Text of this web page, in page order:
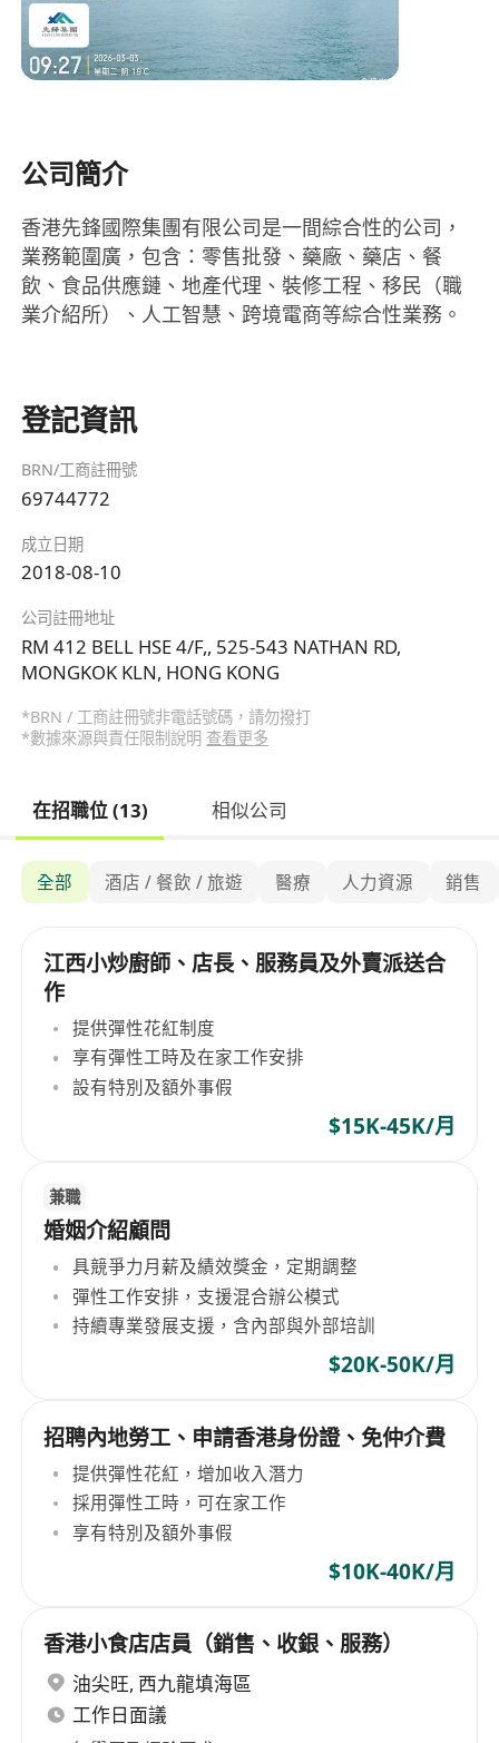
公司簡介
香港先鋒國際集團有限公司是一間綜合性的公司，
業務範圍廣，包含：零售批發、藥廠、藥店、餐
飲、食品供應鏈、地產代理、裝修工程、移民（職
業介紹所）、人工智慧、跨境電商等綜合性業務。
登記資訊
BRN/工商註冊號
69744772
成立日期
2018-08-10
公司註冊地址
RM 412 BELL HSE 4/F,, 525-543 NATHAN RD,
MONGKOK KLN, HONG KONG
*BRN / 工商註冊號非電話號碼，請勿撥打
*數據來源與責任限制說明 查看更多
在招職位 (13) 相似公司
全部 酒店 / 餐飲 / 旅遊 醫療 人力資源 銷售
江西小炒廚師、店長、服務員及外賣派送合
作
提供彈性花紅制度
享有彈性工時及在家工作安排
設有特別及額外事假
$15K-45K/月
兼職
婚姻介紹顧問
具競爭力月薪及績效獎金，定期調整
彈性工作安排，支援混合辦公模式
持續專業發展支援，含內部與外部培訓
$20K-50K/月
招聘內地勞工、申請香港身份證、免仲介費
提供彈性花紅，增加收入潛力
採用彈性工時，可在家工作
享有特別及額外事假
$10K-40K/月
香港小食店店員（銷售、收銀、服務）
油尖旺, 西九龍填海區
工作日面議